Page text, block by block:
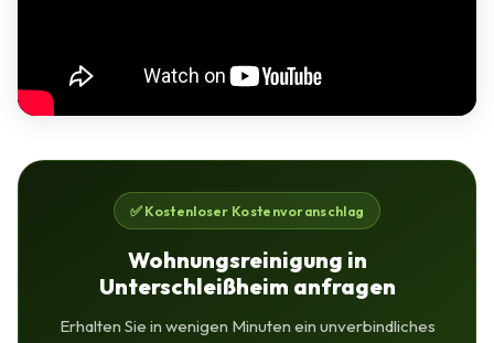
✅ Kostenloser Kostenvoranschlag
Wohnungsreinigung in
Unterschleißheim anfragen
Erhalten Sie in wenigen Minuten ein unverbindliches